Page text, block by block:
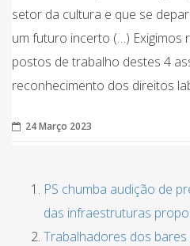
setor da cultura e que se
um futuro incerto (…) Exigimos
postos de trabalho destes 4
reconhecimento dos direitos
24 Março 2023
PS chumba audição de
das infraestruturas
Trabalhadores dos